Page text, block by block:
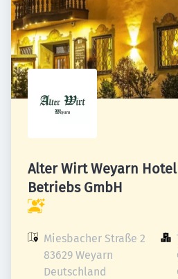
Alter Wirt Weyarn
Betriebs GmbH
Miesbacher Straße 2
83629 Weyarn
Deutschland